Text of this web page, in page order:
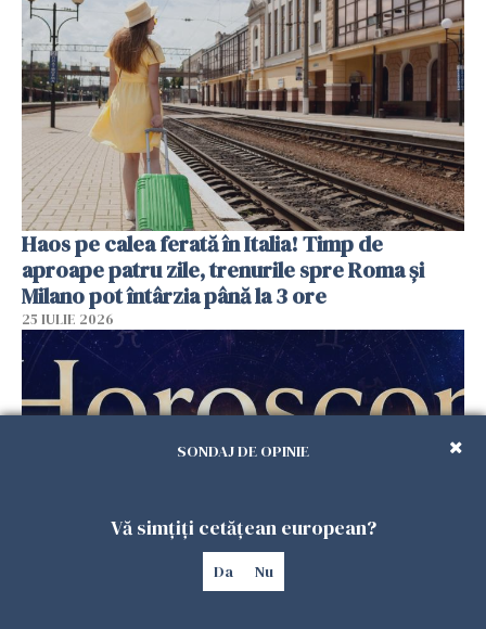
Haos pe calea ferată în Italia! Timp de
aproape patru zile, trenurile spre Roma și
Milano pot întârzia până la 3 ore
25 IULIE 2026
Horoscop duminică, 26 iulie. Astrele
SONDAJ DE OPINIE
Vă simțiți cetățean european?
Da Nu